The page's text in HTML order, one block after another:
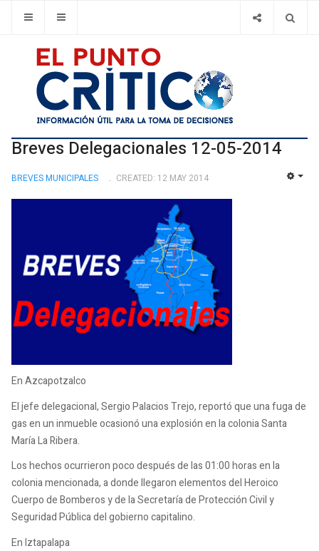
Breves Delegacionales 12-05-2014
BREVES MUNICIPALES CREATED: 12 MAY 2014
En Azcapotzalco
El jefe delegacional, Sergio Palacios Trejo, reportó que una fuga de
gas en un inmueble ocasionó una explosión en la colonia Santa
María La Ribera.
Los hechos ocurrieron poco después de las 01:00 horas en la
colonia mencionada, a donde llegaron elementos del Heroico
Cuerpo de Bomberos y de la Secretaría de Protección Civil y
Seguridad Pública del gobierno capitalino.
En Iztapalapa